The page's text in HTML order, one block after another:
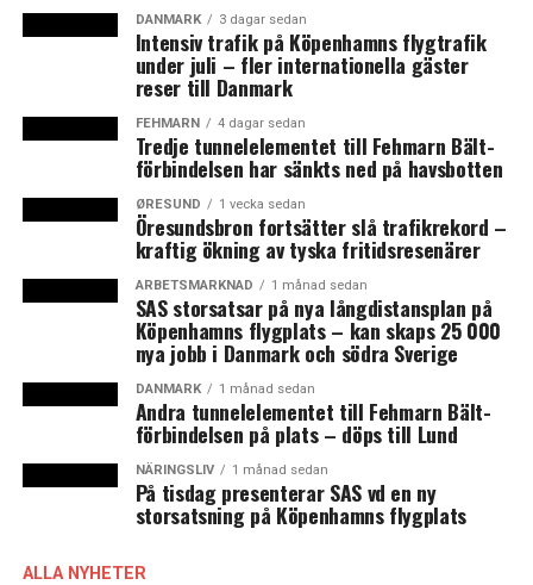
chefekonom Tore Stramer har den utökade
prisskillnaden påverkat flyttaktiviteten över sundet. Allt
färre danskar väljer att flytta tillbaka till Köpenhamn.
– Vågen av flyttningar som rullat från Malmö till
huvudstadsregionen sedan början av 2010 är på väg att
ebba ut. Nettoflyttningen från Malmö till
Storköpenhamn har under det senaste året minskat
från cirka 190 personer i kvartalet till 135 personer i
kvartalet. Siffran omfattar särskilt de danska
medborgare som flyttar från Sverige till huvudstaden,
säger han till Berlingske. (News Øresund)
Läs mer:Åter lönsamt att flytta från Köpenhamn till
Skåne
Läs mer:Stigande huspriser i Danmark – och
uppgången kan fortsätta nästa år
DANMARK 3 dagar sedan
Intensiv trafik på Köpenhamns flygtrafik
under juli – fler internationella gäster
reser till Danmark
FEHMARN 4 dagar sedan
Tredje tunnelelementet till Fehmarn Bält-
förbindelsen har sänkts ned på havsbotten
ØRESUND 1 vecka sedan
Öresundsbron fortsätter slå trafikrekord –
kraftig ökning av tyska fritidsresenärer
ARBETSMARKNAD 1 månad sedan
SAS storsatsar på nya långdistansplan på
Köpenhamns flygplats – kan skaps 25 000
nya jobb i Danmark och södra Sverige
DANMARK 1 månad sedan
Andra tunnelelementet till Fehmarn Bält-
förbindelsen på plats – döps till Lund
NÄRINGSLIV 1 månad sedan
På tisdag presenterar SAS vd en ny
storsatsning på Köpenhamns flygplats
ALLA NYHETER